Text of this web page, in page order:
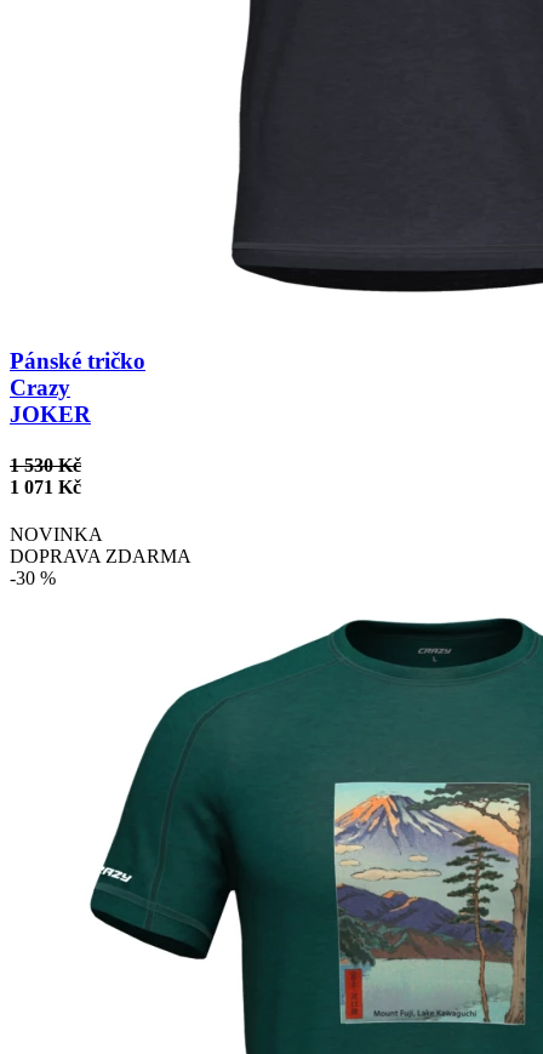
Pánské tričko
Crazy
JOKER
1 530 Kč
1 071 Kč
NOVINKA
DOPRAVA ZDARMA
-30 %